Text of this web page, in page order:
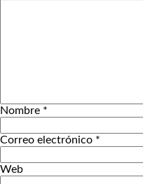
Nombre *
Correo electrónico *
Web